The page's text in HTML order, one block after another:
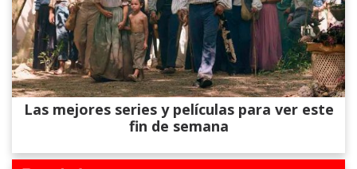
Las mejores series y películas para ver este
fin de semana